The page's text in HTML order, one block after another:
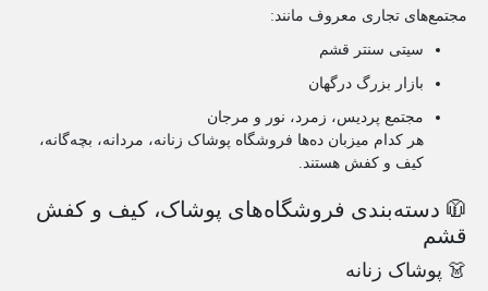
مجتمع‌های تجاری معروف مانند:
سیتی سنتر قشم
بازار بزرگ درگهان
مجتمع پردیس، زمرد، نور و مرجان
هر کدام میزبان ده‌ها فروشگاه پوشاک زنانه، مردانه، بچه‌گانه،
کیف و کفش هستند.
🧥 دسته‌بندی فروشگاه‌های پوشاک، کیف و کفش
قشم
👗 پوشاک زنانه